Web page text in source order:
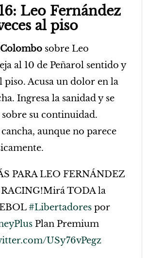
Leo Fernández
al piso
Colombo sobre Leo
al 10 de Peñarol sentido y
piso. Acusa un dolor en la
Ingresa la sanidad y se
sobre su continuidad.
aunque no parece
PARA LEO FERNÁNDEZ
TODA la
#Libertadores por
Plan Premium
USy76vPegz